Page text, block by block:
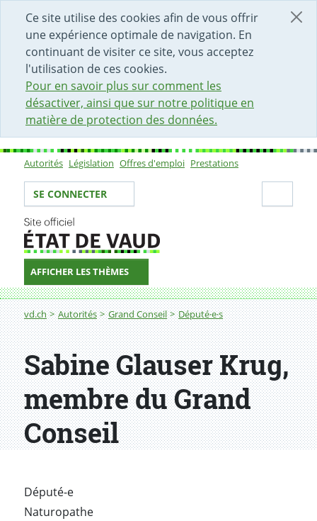
Ce site utilise des cookies afin de vous offrir
une expérience optimale de navigation. En
continuant de visiter ce site, vous acceptez
l'utilisation de ces cookies.
Pour en savoir plus sur comment les
désactiver, ainsi que sur notre politique en
matière de protection des données.
DÉBUT DU CONTENU DE LA PAGE
ACCÈS AU CHAMP DE RECHERCHE
PAGE D'ACCUEIL
FORMULAIRE DE CONTACT
Sous-navigation
Autorités Législation Offres d'emploi Prestations
Votre identité
SE CONNECTER
AFFICHER LES THÈMES
Fil d'Ariane
vd.ch Autorités Grand Conseil Député·e·s
Sabine Glauser Krug,
membre du Grand
Conseil
Député-e
Naturopathe